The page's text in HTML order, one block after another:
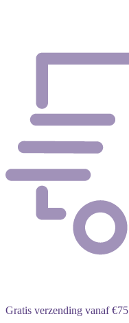
Gratis verzending vanaf €75